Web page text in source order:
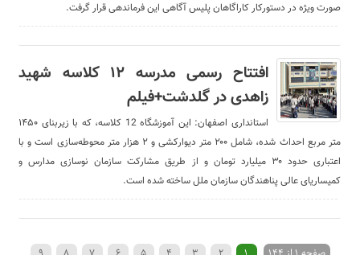
صورت ویژه در دستورکار کاراگاهان پلیس آگاهی این فرماندهی قرار گرفت.
افتتاح رسمی مدرسه ۱۲ کلاسه شهید
زاهدی در گلدشت+فیلم
استانداری اصفهان: این آموزشگاه 12 کلاسه، که با زیربنای ۱۴۵۰
متر مربع احداث شده، شامل ۲۰۰ متر دیوارکشی و ۲ هزار متر محوطه‌سازی است و با
اعتباری حدود ۳۰ میلیارد تومان و از طریق مشارکت سازمان نوسازی مدارس و
کمیساریای عالی پناهندگان سازمان ملل ساخته شده است.